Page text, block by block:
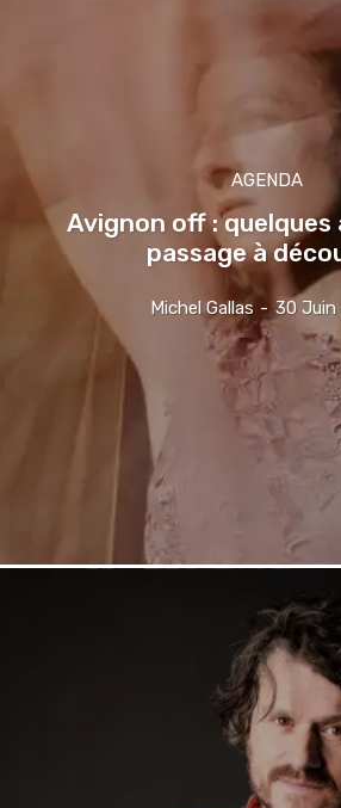
AGENDA
Avignon off :
passage à
Michel Gallas - 30 Juin